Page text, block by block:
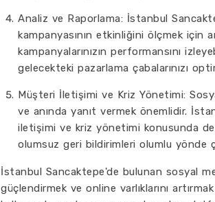
Analiz ve Raporlama: İstanbul
kampanyasının etkinliğini ölçmek için
kampanyalarınızın performansını
gelecekteki pazarlama çabalarınızı
Müşteri İletişimi ve Kriz Yönetimi:
ve anında yanıt vermek önemlidir.
iletişimi ve kriz yönetimi konusunda
olumsuz geri bildirimleri olumlu yönde
İstanbul Sancaktepe'de bulunan sosyal
güçlendirmek ve online varlıklarını